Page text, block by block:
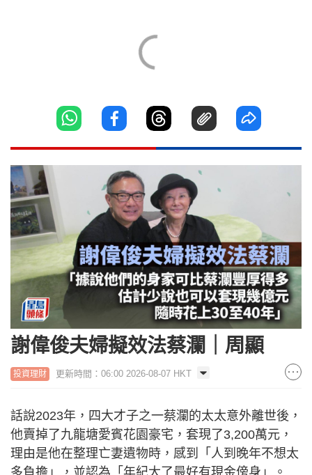
謝偉俊夫婦擬效法蔡瀾｜周顯
投資理財 更新時間：06:00 2026-08-07 HKT
話說2023年，四大才子之一蔡瀾的太太意外離世後，
他賣掉了九龍塘愛賓花園豪宅，套現了3,200萬元，
理由是他在整理亡妻遺物時，感到「人到晚年不想太